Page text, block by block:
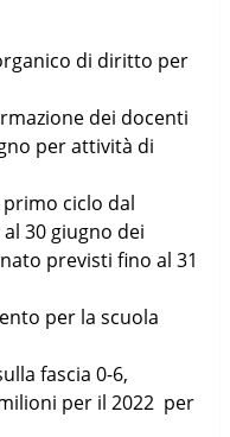
di diritto per
dei docenti
per attività di
ciclo dal
30 giugno dei
previsti fino al 31
per la scuola
fascia 0-6,
per il 2022 per